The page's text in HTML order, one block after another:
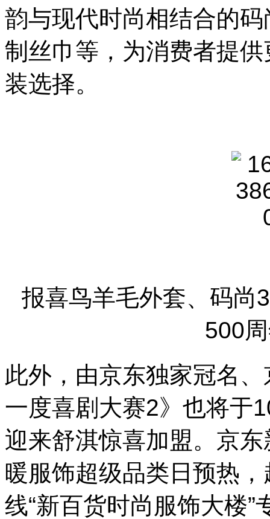
韵与现代时尚相结合的
制丝巾等，为消费者提
装选择。
报喜鸟羊毛外套、码尚
500
此外，由京东独家冠名
一度喜剧大赛2》也将于
迎来舒淇惊喜加盟。京
暖服饰超级品类日预热
线“新百货时尚服饰大楼